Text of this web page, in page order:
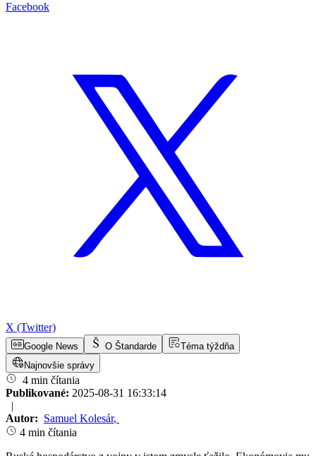
Facebook
X (Twitter)
Google News O Štandarde
Téma týždňa
Najnovšie správy
4 min čítania
Publikované: 2025-08-31 16:33:14
|
Autor: Samuel Kolesár,
4 min čítania